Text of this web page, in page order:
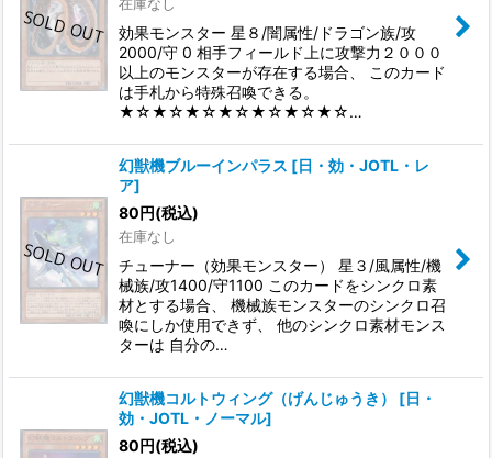
効果モンスター 星８/闇属性/ドラゴン族/攻
2000/守 0 相手フィールド上に攻撃力２０００
以上のモンスターが存在する場合、 このカード
は手札から特殊召喚できる。
★☆★☆★☆★☆★☆★☆★☆…
幻獣機ブルーインパラス [日・効・JOTL・レ
ア]
80円(税込)
在庫なし
チューナー（効果モンスター） 星３/風属性/機
械族/攻1400/守1100 このカードをシンクロ素
材とする場合、 機械族モンスターのシンクロ召
喚にしか使用できず、 他のシンクロ素材モンス
ターは 自分の…
幻獣機コルトウィング（げんじゅうき） [日・
効・JOTL・ノーマル]
80円(税込)